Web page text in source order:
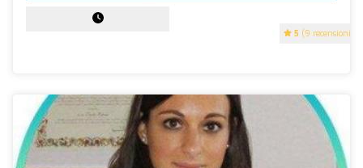
5 (9 recensioni)